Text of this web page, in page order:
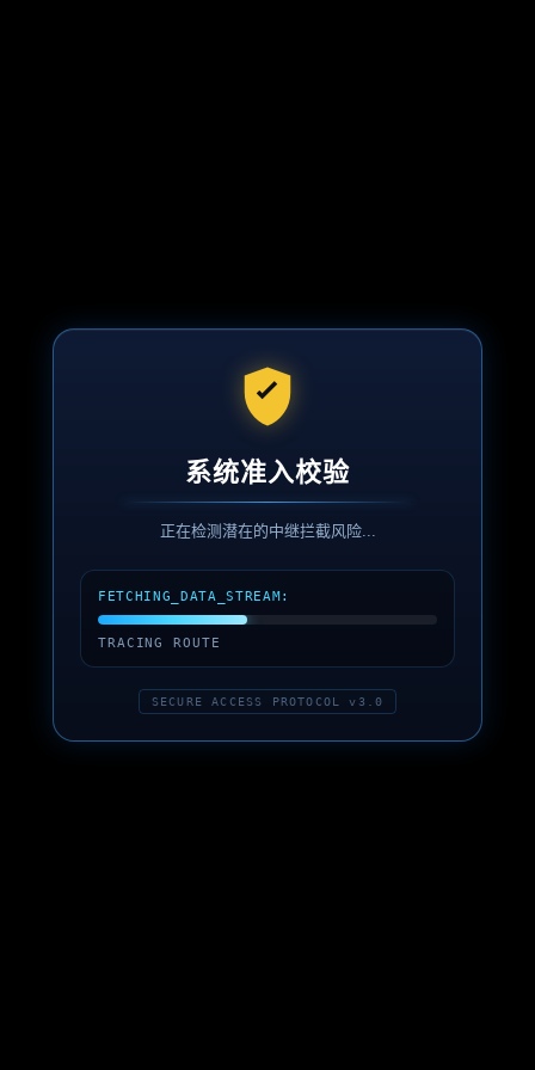
系统准入校验
正在检测潜在的中继拦截风险...
FETCHING_DATA_STREAM:
TRACING ROUTE
SECURE ACCESS PROTOCOL v3.0